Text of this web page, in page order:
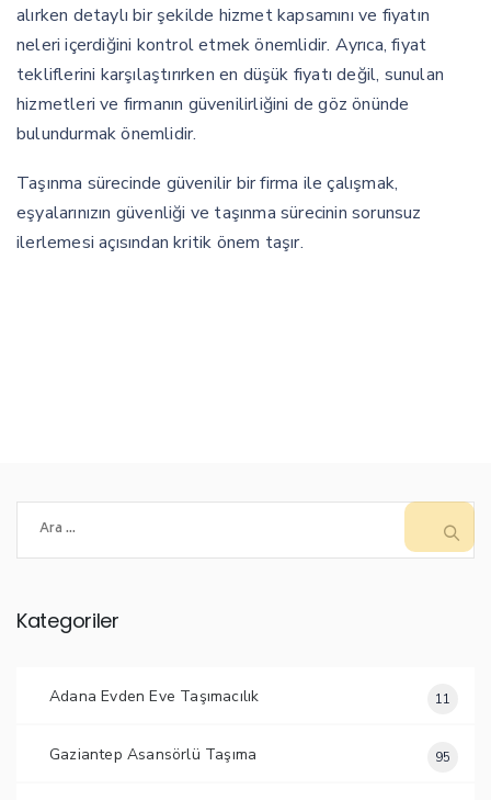
alırken detaylı bir şekilde hizmet kapsamını ve fiyatın
neleri içerdiğini kontrol etmek önemlidir. Ayrıca, fiyat
tekliflerini karşılaştırırken en düşük fiyatı değil, sunulan
hizmetleri ve firmanın güvenilirliğini de göz önünde
bulundurmak önemlidir.
Taşınma sürecinde güvenilir bir firma ile çalışmak,
eşyalarınızın güvenliği ve taşınma sürecinin sorunsuz
ilerlemesi açısından kritik önem taşır.
Kategoriler
Adana Evden Eve Taşımacılık 11
Gaziantep Asansörlü Taşıma 95